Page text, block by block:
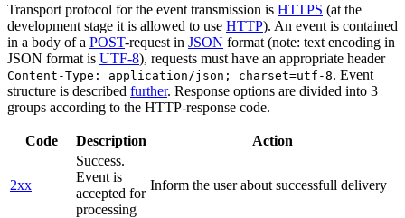
Transport protocol for the event transmission is HTTPS (at the
development stage it is allowed to use HTTP). An event is contained
in a body of a POST-request in JSON format (note: text encoding in
JSON format is UTF-8), requests must have an appropriate header
Content-Type: application/json; charset=utf-8. Event
structure is described further. Response options are divided into 3
groups according to the HTTP-response code.
Code Description Action
2xx
Success.
Event is
accepted for
processing
Inform the user about successfull delivery